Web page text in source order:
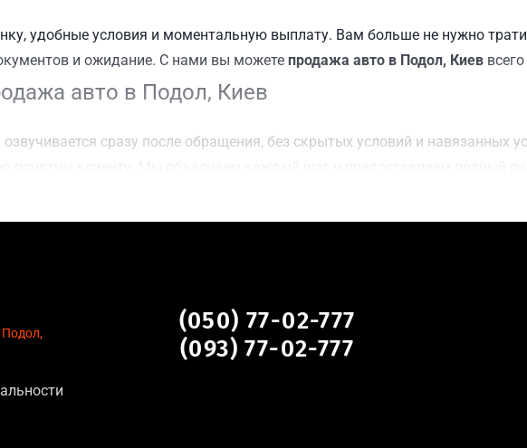
удобные условия и моментальную выплату. Вам больше не нужно
и ожидание. С нами вы можете продажа авто в Подол, Киев
авто в Подол, Киев
сразу после обращения, без скрытых условий и навязанных
даже за авто после аварии или с пробегом;
Киев
экономически нецелесообразно;
(050) 77-02-777
(093) 77-02-777